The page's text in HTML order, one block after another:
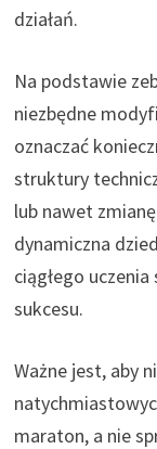
działań.
Na podstawie
niezbędne
oznaczać
struktury
lub nawet
dynamiczna
ciągłego
sukcesu.
Ważne jest, aby
maraton, a nie